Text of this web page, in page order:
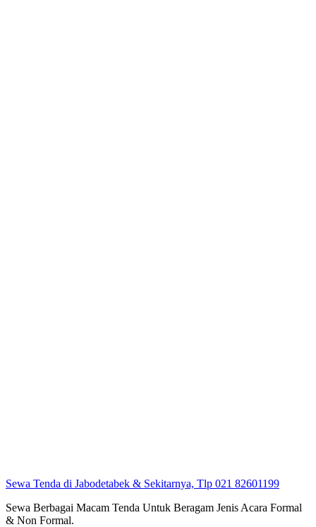
Sewa Tenda di Jabodetabek & Sekitarnya, Tlp 021 82601199
Sewa Berbagai Macam Tenda Untuk Beragam Jenis Acara Formal
& Non Formal.